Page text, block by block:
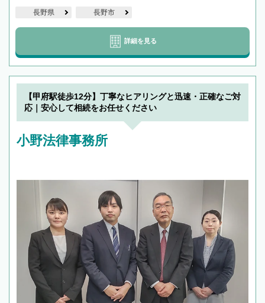
長野県 長野市
詳細を見る
【甲府駅徒歩12分】丁寧なヒアリングと迅速・正確なご対
応｜安心して相続をお任せください
小野法律事務所